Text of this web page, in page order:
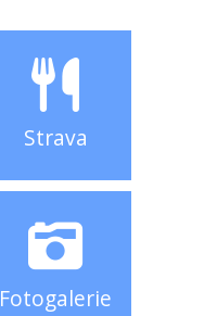
Strava
Fotogalerie